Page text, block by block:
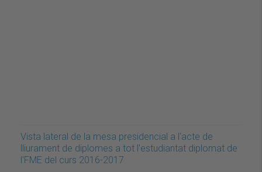
Vista lateral de la mesa presidencial a l'acte de
lliurament de diplomes a tot l'estudiantat diplomat de
l'FME del curs 2016-2017